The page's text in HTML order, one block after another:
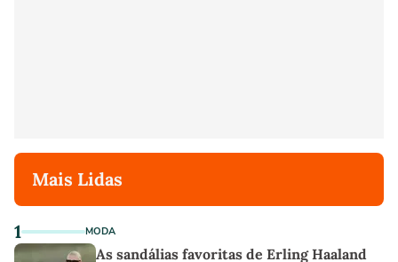
Mais Lidas
1 MODA
As sandálias favoritas de Erling Haaland